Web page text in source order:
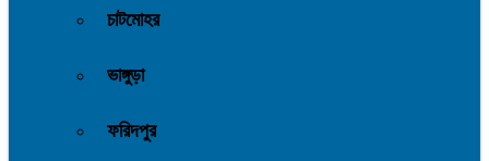
চাটমোহর
ভাঙ্গুড়া
ফরিদপুর